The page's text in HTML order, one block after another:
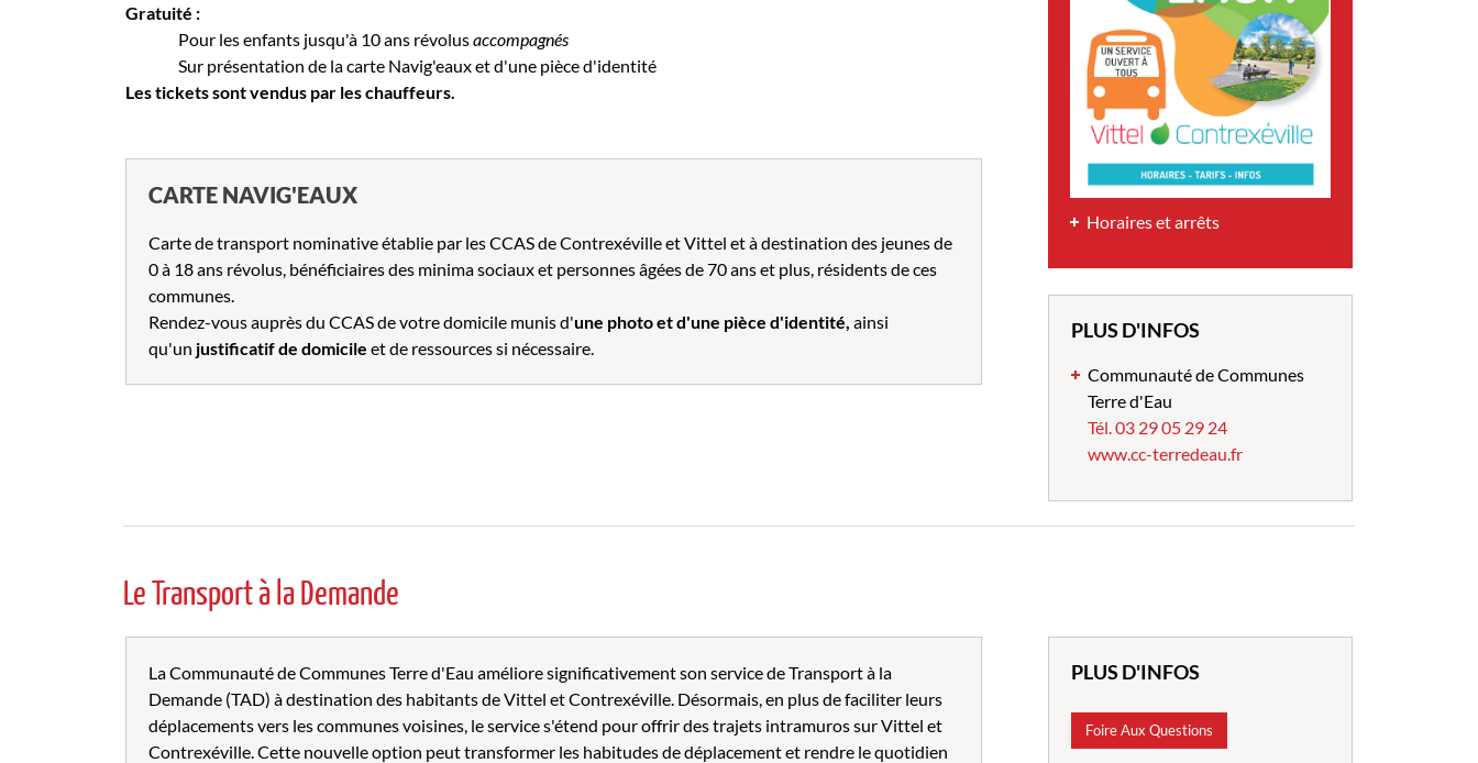
Gratuité :
Pour les enfants jusqu'à 10 ans révolusaccompagnés
Sur présentation de la carte Navig'eaux et d'une pièce d'identité
Les tickets sont vendus par les chauffeurs.
CARTE NAVIG'EAUX
Carte de transport nominative établie par les CCAS de Contrexéville et Vittel et à destination des jeunes de
0 à 18 ans révolus, bénéficiaires des minima sociaux et personnes âgées de 70 ans et plus, résidents de ces
communes.
Rendez-vous auprès du CCAS de votre domicile munis d'une photo et d'une pièce d'identité, ainsi
qu'un justificatif de domicile et de ressources si nécessaire.
Horaires et arrêts
PLUS D'INFOS
Communauté de Communes
Terre d'Eau
Tél. 03 29 05 29 24
www.cc-terredeau.fr
Le Transport à la Demande
La Communauté de Communes Terre d'Eau améliore significativement son service de Transport à la
Demande (TAD) à destination des habitants de Vittel et Contrexéville. Désormais, en plus de faciliter leurs
déplacements vers les communes voisines, le service s'étend pour offrir des trajets intramuros sur Vittel et
Contrexéville. Cette nouvelle option peut transformer les habitudes de déplacement et rendre le quotidien
PLUS D'INFOS
Foire Aux Questions